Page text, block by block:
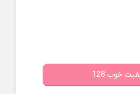
خوب 128